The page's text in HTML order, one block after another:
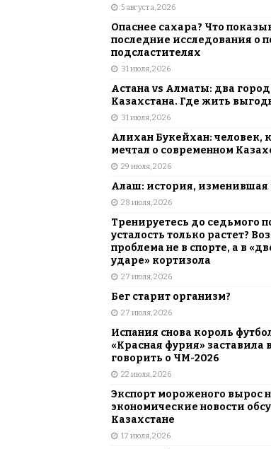
5 августа, 2026
Опаснее сахара? Что
последние исследования о
подсластителях
31 июля, 2026
Астана vs Алматы: два
Казахстана. Где жить
31 июля, 2026
Алихан Букейхан: человек,
мечтал о современном
29 июля, 2026
Алаш: история, изменившая
28 июля, 2026
Тренируетесь до седьмого
усталость только растет?
проблема не в спорте, а в
ударе» кортизола
27 июля, 2026
Бег старит организм?
27 июля, 2026
Испания снова король
«Красная фурия» заставила
говорить о ЧМ-2026
22 июля, 2026
Экспорт мороженого вырос
экономические новости
Казахстане
17 июля, 2026